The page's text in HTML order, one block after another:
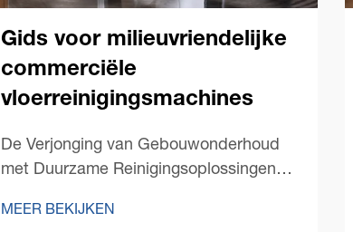
Gids voor milieuvriendelijke
commerciële
vloerreinigingsmachines
De Verjonging van Gebouwonderhoud
met Duurzame Reinigingsoplossingen
schoonmaakwerk is de afgelopen jaren
MEER BEKIJKEN